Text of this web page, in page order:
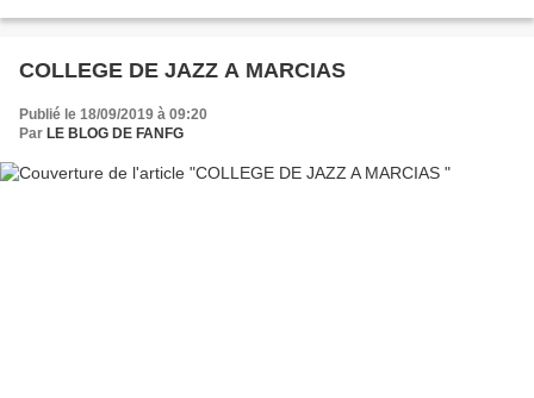
COLLEGE DE JAZZ A MARCIAS
Publié le 18/09/2019 à 09:20
Par LE BLOG DE FANFG